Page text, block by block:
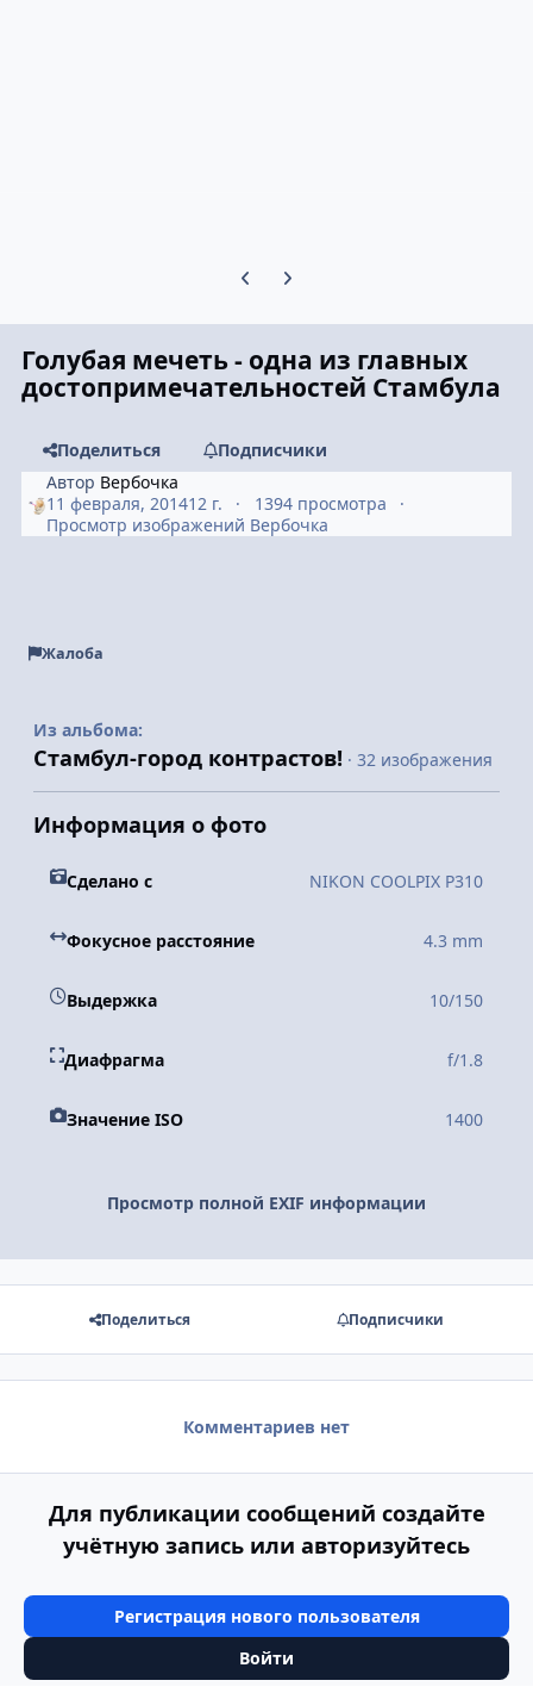
Предыдущий слайд карусели
Следующий слайд карусели
Голубая мечеть - одна из главных
достопримечательностей Стамбула
Поделиться
Подписчики
Автор Вербочка
11 февраля, 201412 г.
1394 просмотра
Просмотр изображений Вербочка
Жалоба
Из альбома:
Стамбул-город контрастов! · 32 изображения
Информация о фото
Сделано с NIKON COOLPIX P310
Фокусное расстояние 4.3 mm
Выдержка 10/150
Диафрагма f/1.8
Значение ISO 1400
Просмотр полной EXIF информации
Поделиться Подписчики
Комментариев нет
Для публикации сообщений создайте
учётную запись или авторизуйтесь
Регистрация нового пользователя
Войти